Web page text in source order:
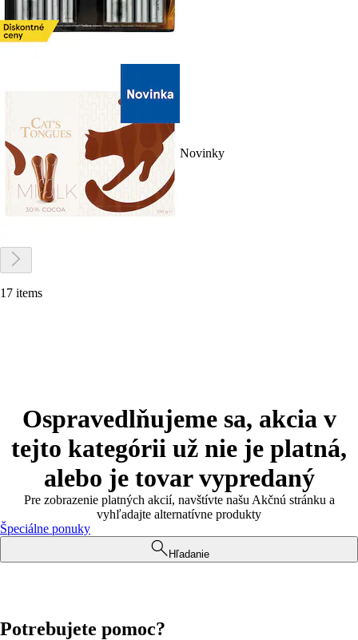
Novinky
17 items
Ospravedlňujeme sa, akcia v
tejto kategórii už nie je platná,
alebo je tovar vypredaný
Pre zobrazenie platných akcií, navštívte našu Akčnú stránku a
vyhľadajte alternatívne produkty
Špeciálne ponuky
Hľadanie
Potrebujete pomoc?